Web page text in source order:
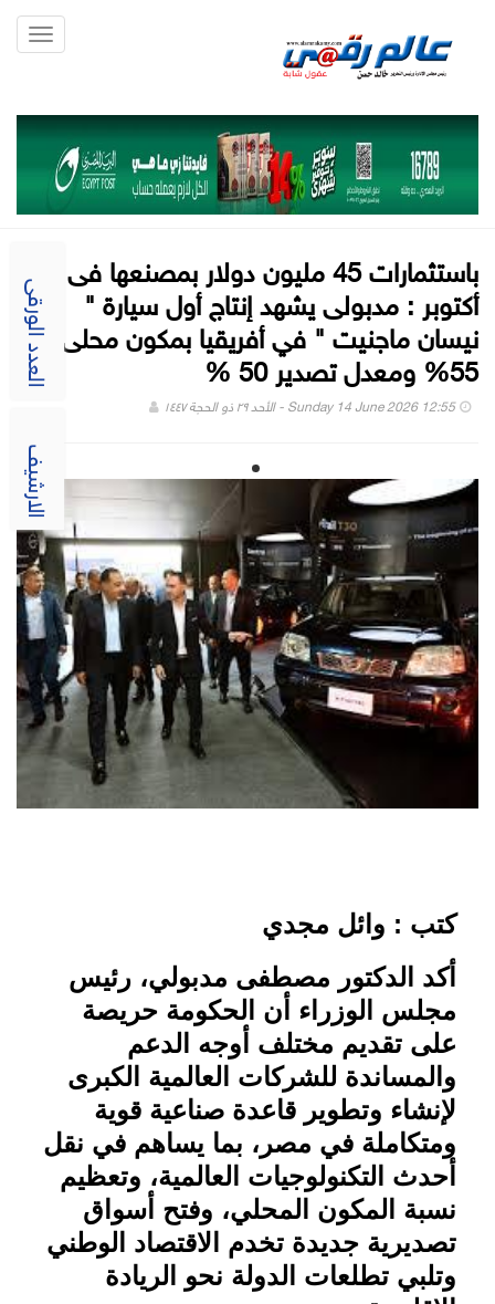
العدد الورقى
الارشيف
أكتوبر : مدبولى يشهد إنتاج أول سيارة "
نيسان ماجنيت " في أفريقيا بمكون محلى
55% ومعدل تصدير 50 %
Sunday 14 June 2026 12:55 - الأحد ٢٩ ذو الحجة ١٤٤٧
كتب : وائل مجدي
أكد الدكتور مصطفى مدبولي، رئيس
مجلس الوزراء أن الحكومة حريصة
على تقديم مختلف أوجه الدعم
والمساندة للشركات العالمية الكبرى
لإنشاء وتطوير قاعدة صناعية قوية
ومتكاملة في مصر، بما يساهم في نقل
أحدث التكنولوجيات العالمية، وتعظيم
نسبة المكون المحلي، وفتح أسواق
تصديرية جديدة تخدم الاقتصاد الوطني
وتلبي تطلعات الدولة نحو الريادة